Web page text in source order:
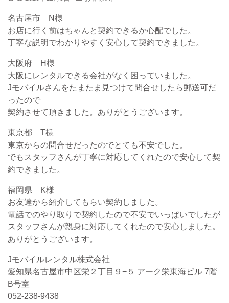
名古屋市 N様
お店に行く前はちゃんと契約できるか心配でした。
丁寧な説明でわかりやすく安心して契約できました。
大阪府 H様
大阪にレンタルできる会社がなく困っていました。
Jモバイルさんをたまたま見つけて問合せしたら郵送可だ
ったので
契約させて頂きました。ありがとうございます。
東京都 T様
東京からの問合せだったのでとても不安でした。
でもスタッフさんが丁寧に対応してくれたので安心して契
約できました。
福岡県 K様
お友達から紹介してもらい契約しました。
電話でのやり取りで契約したので不安でいっぱいでしたが
スタッフさんが親身に対応してくれたので安心しました。
ありがとうございます。
Jモバイルレンタル株式会社
愛知県名古屋市中区栄２丁目９−５ アーク栄東海ビル 7階
B号室
052-238-9438